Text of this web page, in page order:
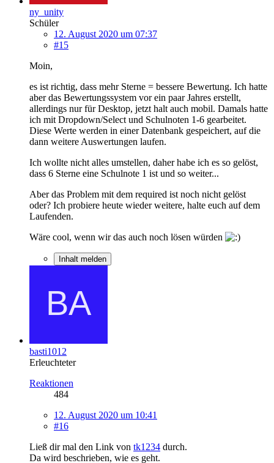
ny_unity
Schüler
12. August 2020 um 07:37
#15
Moin,
es ist richtig, dass mehr Sterne = bessere Bewertung. Ich hatte
aber das Bewertungssystem vor ein paar Jahres erstellt,
allerdings nur für Desktop, jetzt halt auch mobil. Damals hatte
ich mit Dropdown/Select und Schulnoten 1-6 gearbeitet.
Diese Werte werden in einer Datenbank gespeichert, auf die
dann weitere Auswertungen laufen.
Ich wollte nicht alles umstellen, daher habe ich es so gelöst,
dass 6 Sterne eine Schulnote 1 ist und so weiter...
Aber das Problem mit dem required ist noch nicht gelöst
oder? Ich probiere heute wieder weitere, halte euch auf dem
Laufenden.
Wäre cool, wenn wir das auch noch lösen würden
Inhalt melden
basti1012
Erleuchteter
Reaktionen
484
12. August 2020 um 10:41
#16
Ließ dir mal den Link von tk1234 durch.
Da wird beschrieben, wie es geht.